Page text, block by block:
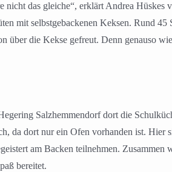
nicht das gleiche“, erklärt Andrea
mit selbstgebackenen Keksen. Rund
über die Kekse gefreut. Denn genauso
Salzhemmendorf dort die
da dort nur ein Ofen vorhanden ist. Hier
am Backen teilnehmen. Zusammen
bereitet.